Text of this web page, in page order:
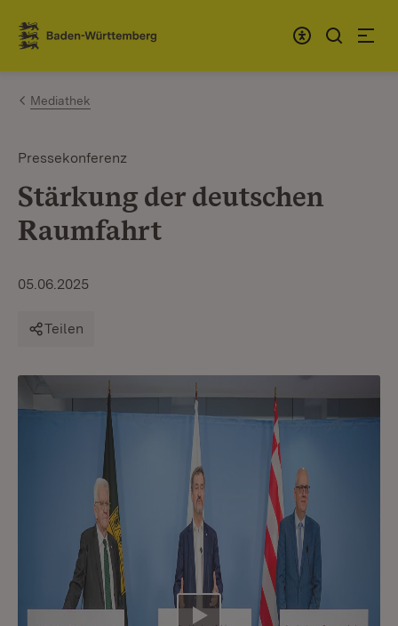
Zum Inhalt springen
Link zur Startseite
Mediathek
Pressekonferenz
Stärkung der deutschen
Raumfahrt
05.06.2025
Teilen
Video abspielen